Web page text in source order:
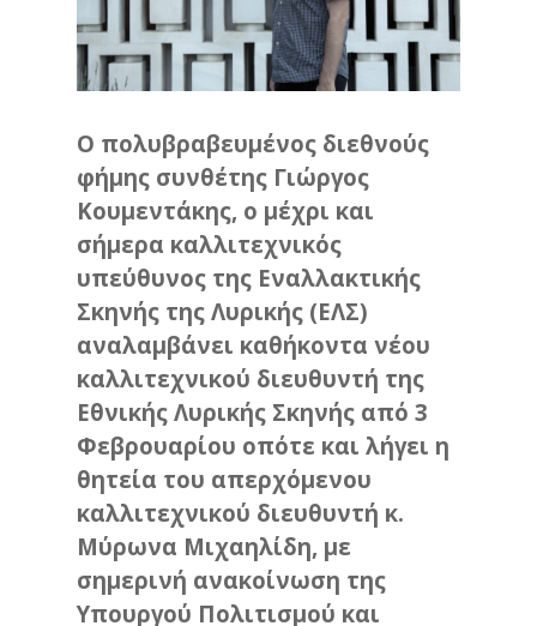
Ο πολυβραβευμένος διεθνούς
φήμης συνθέτης Γιώργος
Κουμεντάκης, ο μέχρι και
σήμερα καλλιτεχνικός
υπεύθυνος της Εναλλακτικής
Σκηνής της Λυρικής (ΕΛΣ)
αναλαμβάνει καθήκοντα νέου
καλλιτεχνικού διευθυντή της
Εθνικής Λυρικής Σκηνής από 3
Φεβρουαρίου οπότε και λήγει η
θητεία του απερχόμενου
καλλιτεχνικού διευθυντή κ.
Μύρωνα Μιχαηλίδη, με
σημερινή ανακοίνωση της
Υπουργού Πολιτισμού και